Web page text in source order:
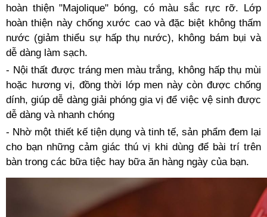
hoàn thiện "Majolique" bóng, có màu sắc rực rỡ. Lớp
hoàn thiện này chống xước cao và đặc biệt không thấm
nước (giảm thiểu sự hấp thụ nước), không bám bụi và
dễ dàng làm sạch.
- Nội thất được tráng men màu trắng, không hấp thụ mùi
hoặc hương vị, đồng thời lớp men này còn được chống
dính, giúp dễ dàng giải phóng gia vị để việc vệ sinh được
dễ dàng và nhanh chóng
- Nhờ một thiết kế tiện dụng và tinh tế, sản phẩm đem lại
cho bạn những cảm giác thú vị khi dùng để bài trí trên
bàn trong các bữa tiệc hay bữa ăn hàng ngày của bạn.